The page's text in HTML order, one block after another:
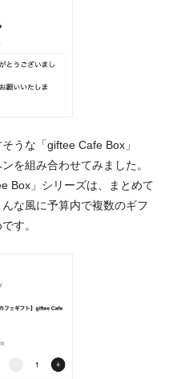
うな「giftee Cafe Box」
を組み合わせてみました。
Box」シリーズは、まとめて
な風に予算内で複数のギフ
す。